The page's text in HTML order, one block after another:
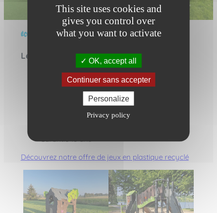
This site uses cookies and
gives you control over
what you want to activate
OK, accept all
Continuer sans accepter
Personalize
Privacy policy
ÉCO-CONCEPTION DE NOS PRODUITS
Les avantages du plastique recyclé
Recyclé et recyclable
30% moins cher que le HPL
Résistant aux UV
Nettoyage facile et rapide
Hydrophobe et imputrescible
Garantie 15 ans
Découvrez notre offre de jeux en plastique recyclé